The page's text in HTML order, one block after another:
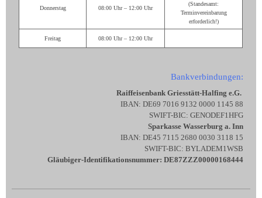
Donnerstag 08:00 Uhr – 12:00 Uhr
(Standesamt:
Terminvereinbarung
erforderlich!)
Freitag 08:00 Uhr – 12:00 Uhr
Bankverbindungen:
Raiffeisenbank Griesstätt-Halfing e.G.
IBAN: DE69 7016 9132 0000 1145 88
SWIFT-BIC: GENODEF1HFG
Sparkasse Wasserburg a. Inn
IBAN: DE45 7115 2680 0030 3118 15
SWIFT-BIC: BYLADEM1WSB
Gläubiger-Identifikationsnummer: DE87ZZZ00000168444